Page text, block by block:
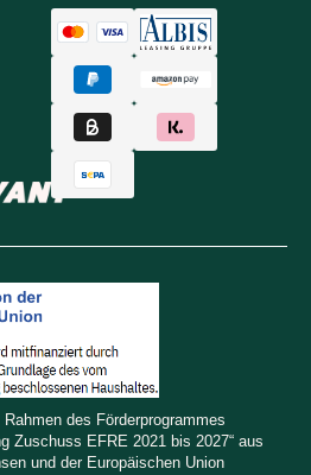
des Förderprogrammes
Zuschuss EFRE 2021 bis 2027“ aus
und der Europäischen Union